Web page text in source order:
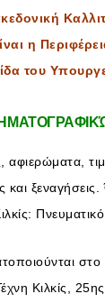
η
του
και
Κιλκίς,